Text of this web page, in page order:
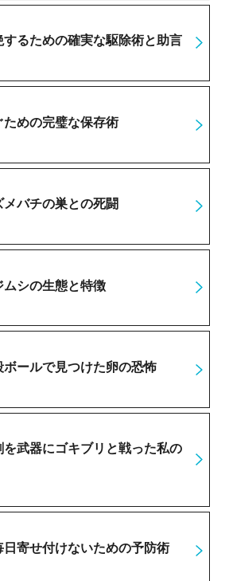
するための確実な駆除術と助言
めの完璧な保存術
バチの巣との死闘
シの生態と特徴
ールで見つけた卵の恐怖
武器にゴキブリと戦った私の
寄せ付けないための予防術